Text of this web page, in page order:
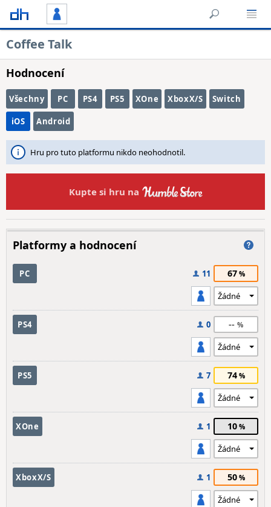
Coffee Talk
Hodnocení
Všechny PC PS4 PS5 XOne XboxX/S Switch
iOS Android
Hru pro tuto platformu nikdo neohodnotil.
Kupte si hru na
Platformy a hodnocení
PC 11 67
PS4 0 --
PS5 7 74
XOne 1 10
XboxX/S 1 50